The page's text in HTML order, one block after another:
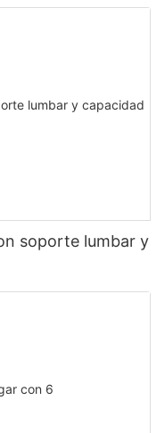
soporte lumbar y